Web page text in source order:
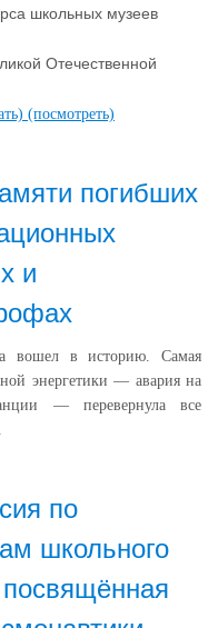
школьных музеев
Отечественной
(посмотреть)
погибших
и
вошел в историю. Самая
энергетики — авария на
— перевернула все
по
школьного